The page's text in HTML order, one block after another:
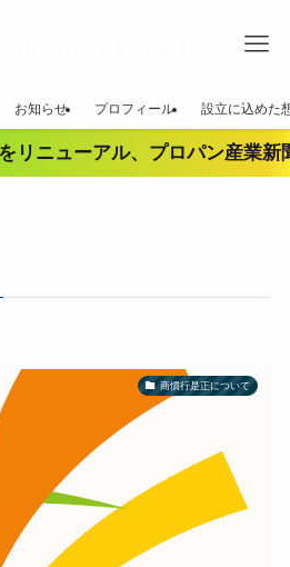
お知らせ プロフィール 設立に込めた
リニューアル、プロパン産業
商慣行是正について